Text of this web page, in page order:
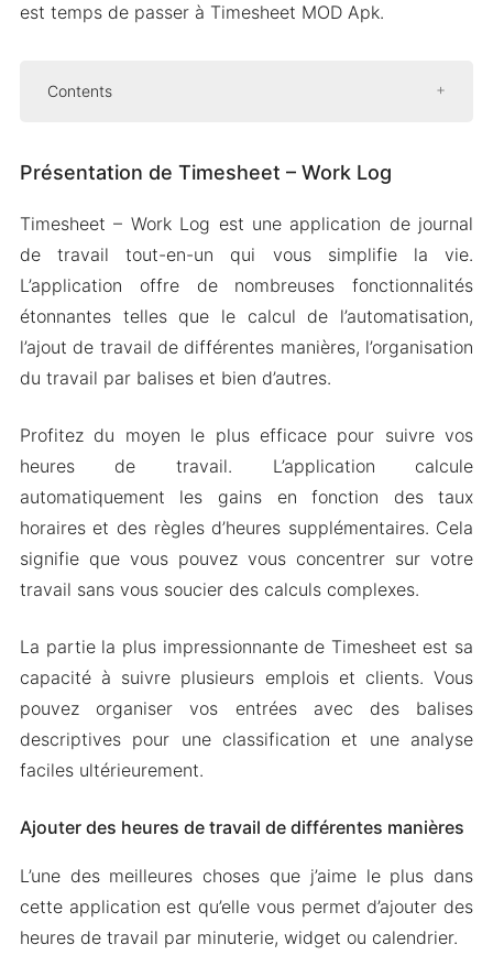
est temps de passer à Timesheet MOD Apk.
Contents
Ajouter des heures de travail de
Calculer automatiquement les gains
Organiser les heures de travail par Tag
Mod APK Version de Timesheet
Caractéristiques du Mod
Téléchargez Timesheet Apk & MOD pour
Présentation de Timesheet – Work Log
Timesheet – Work Log est une application de journal
de travail tout-en-un qui vous simplifie la vie.
L’application offre de nombreuses fonctionnalités
étonnantes telles que le calcul de l’automatisation,
l’ajout de travail de différentes manières, l’organisation
du travail par balises et bien d’autres.
Profitez du moyen le plus efficace pour suivre vos
heures de travail. L’application calcule
automatiquement les gains en fonction des taux
horaires et des règles d’heures supplémentaires. Cela
signifie que vous pouvez vous concentrer sur votre
travail sans vous soucier des calculs complexes.
La partie la plus impressionnante de Timesheet est sa
capacité à suivre plusieurs emplois et clients. Vous
pouvez organiser vos entrées avec des balises
descriptives pour une classification et une analyse
faciles ultérieurement.
Ajouter des heures de travail de différentes manières
L’une des meilleures choses que j’aime le plus dans
cette application est qu’elle vous permet d’ajouter des
heures de travail par minuterie, widget ou calendrier.